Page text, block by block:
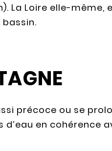
La Loire elle-même,
bassin.
précoce ou se
en cohérence